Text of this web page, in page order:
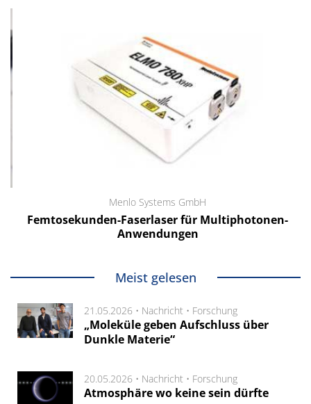
Menlo Systems GmbH
Femtosekunden-Faserlaser für Multiphotonen-
Anwendungen
Meist gelesen
21.05.2026 • Nachricht • Forschung
„Moleküle geben Aufschluss über
Dunkle Materie“
20.05.2026 • Nachricht • Forschung
Atmosphäre wo keine sein dürfte